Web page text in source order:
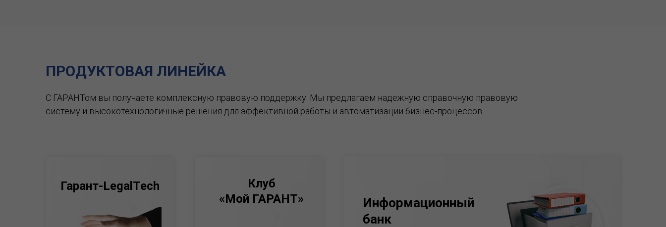
ПРОДУКТОВАЯ ЛИНЕЙКА
С ГАРАНТом вы получаете комплексную правовую поддержку. Мы предлагаем надежную справочную правовую
систему и высокотехнологичные решения для эффективной работы и автоматизации бизнес-процессов.
Информационный
банк
Клуб
«Мой ГАРАНТ»
Гарант-LegalTech